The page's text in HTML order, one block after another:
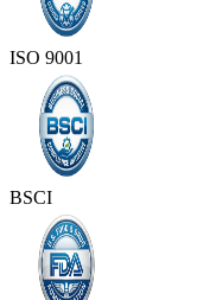
ISO 9001
BSCI